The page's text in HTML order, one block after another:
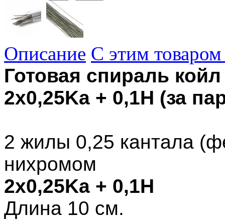
Описание С этим
Готовая спираль
2x0,25Ka + 0,1H (за
2 жилы 0,25 кантала
нихромом
2x0,25Ka + 0,1H
Длина 10 см.